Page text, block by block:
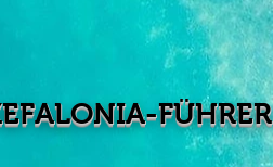
FÜHRER